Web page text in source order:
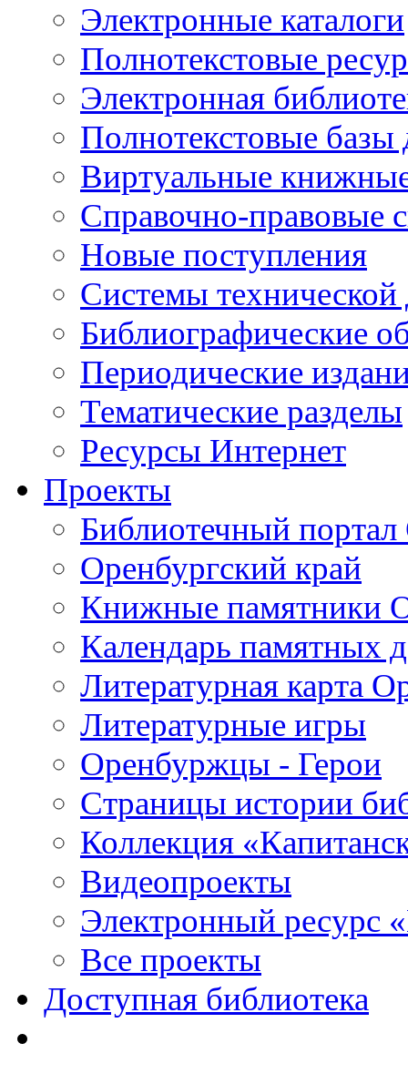
Электронные каталоги
Полнотекстовые
Электронная
Полнотекстовые
Виртуальные
Справочно-правовые
Новые поступления
Cистемы
Библиографические
Периодические
Тематические разделы
Ресурсы Интернет
Проекты
Библиотечный портал
Оренбургский край
Книжные памятники
Календарь памятных
Литературная карта
Литературные игры
Оренбуржцы - Герои
Страницы истории
Коллекция
Видеопроекты
Электронный ресурс
Все проекты
Доступная библиотека